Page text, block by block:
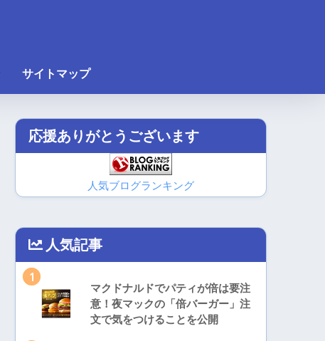
サイトマップ
応援ありがとうございます
人気ブログランキング
人気記事
1
マクドナルドでパティが倍は要注
意！夜マックの「倍バーガー」注
文で気をつけることを公開